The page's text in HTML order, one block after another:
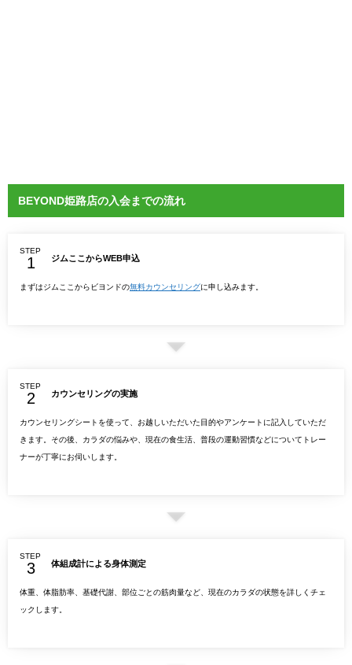
BEYOND姫路店の入会までの流れ
STEP
ジムここからWEB申込
まずはジムここからビヨンドの無料カウンセリングに申し込みます。
STEP
カウンセリングの実施
カウンセリングシートを使って、お越しいただいた目的やアンケートに記入していただ
きます。その後、カラダの悩みや、現在の食生活、普段の運動習慣などについてトレー
ナーが丁寧にお伺いします。
STEP
体組成計による身体測定
体重、体脂肪率、基礎代謝、部位ごとの筋肉量など、現在のカラダの状態を詳しくチェ
ックします。